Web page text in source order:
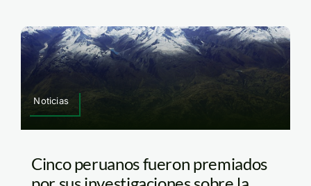
Noticias
Cinco peruanos fueron premiados